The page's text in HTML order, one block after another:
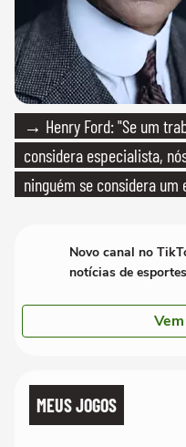
→ Henry Ford: "Se um
considera especialista,
ninguém se considera um
Novo canal no
notícias de
MEUS JOGOS